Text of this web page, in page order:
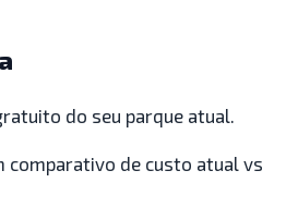
do seu parque atual.
comparativo de custo atual vs